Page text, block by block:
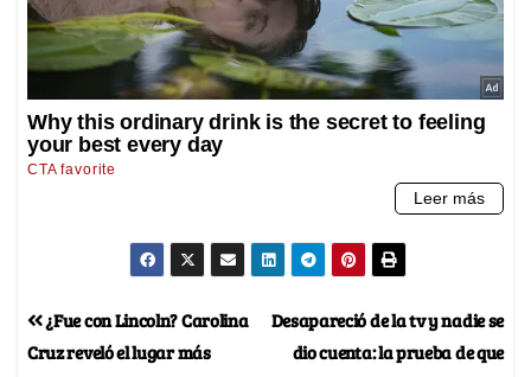
Desapareció de la tv y nadie se
dio cuenta: la prueba de que
¿Fue con Lincoln? Carolina
Cruz reveló el lugar más